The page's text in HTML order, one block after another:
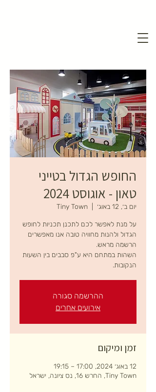
החופש הגדול בטייני
טאון - אוגוסט 2024
יום ב׳, 12 באוג׳ Tiny Town
על מנת לאפשר לכם לתכנן תכניות לחופש
הגדול ולהנות מחוויה טובה אנו מאפשרים
השהות במתחם היא ע"פ סבבים בין השעות
הנקובות.
ההרשמה סגורה
אירועים אחרים
זמן ומיקום
12 באוג׳ 2024, 17:00 – 19:15
Tiny Town, החרש 16, נס ציונה, ישראל